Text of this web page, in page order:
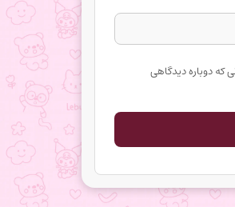
که دوباره دیدگاهی